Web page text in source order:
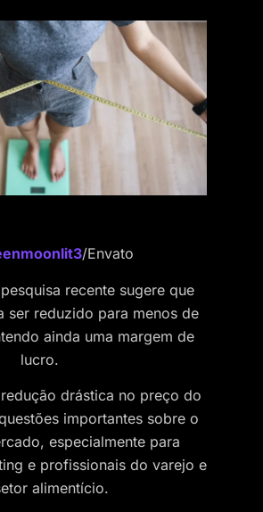
/Envato
recente sugere que
ser reduzido para menos de
ainda uma margem de
lucro.
drástica no preço do
importantes sobre o
especialmente para
e profissionais do varejo e
alimentício.